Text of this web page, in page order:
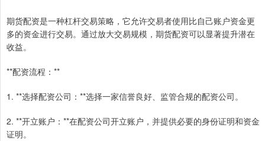
期货配资是一种杠杆交易策略，它允许交易者使用比自己账户资金更
多的资金进行交易。通过放大交易规模，期货配资可以显著提升潜在
收益。
**配资流程：**
1. **选择配资公司：**选择一家信誉良好、监管合规的配资公司。
2. **开立账户：**在配资公司开立账户，并提供必要的身份证明和资金
证明。